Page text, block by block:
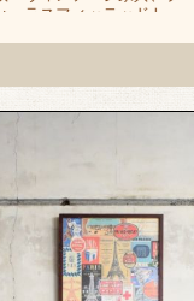
ラスフィッテッドトー